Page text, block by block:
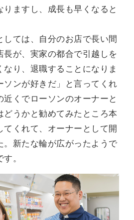
りますし、成長も早くなると
しては、自分のお店で長い間
長が、実家の都合で引越しを
なり、退職することになりま
ソンが好きだ」と言ってくれ
近くでローソンのオーナーと
どうかと勧めてみたところ本
てくれて、オーナーとして開
。新たな輪が広がったようで
。